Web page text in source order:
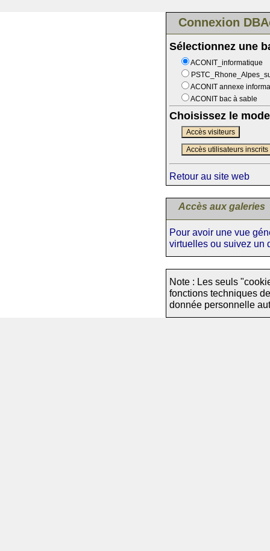
Connexion
Sélectionnez une
ACONIT_informatique
ACONIT annexe
ACONIT bac à sable
Choisissez le
Accès visiteurs
Accès utilisateurs inscrits
Retour au site web
Accès aux galeries
Pour avoir une vue
virtuelles ou suivez un
Note : Les seuls
fonctions techniques
donnée personnelle